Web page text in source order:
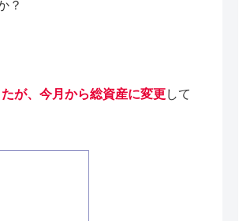
？
が、今月から総資産に変更して